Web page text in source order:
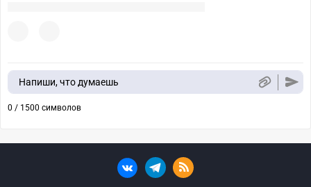
Напиши, что думаешь
0 / 1500 символов